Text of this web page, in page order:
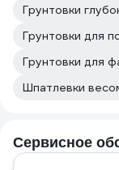
Грунтовки
Грунтовки для
Грунтовки для
Шпатлевки
Сервисное